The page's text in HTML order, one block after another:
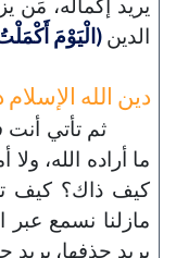
الدين (الْيَوْمَ
دين الله
ثم تأتي
ما أراده الله،
كيف ذاك؟ كيف
مازلنا نسمع عبر
يريد حذفها،